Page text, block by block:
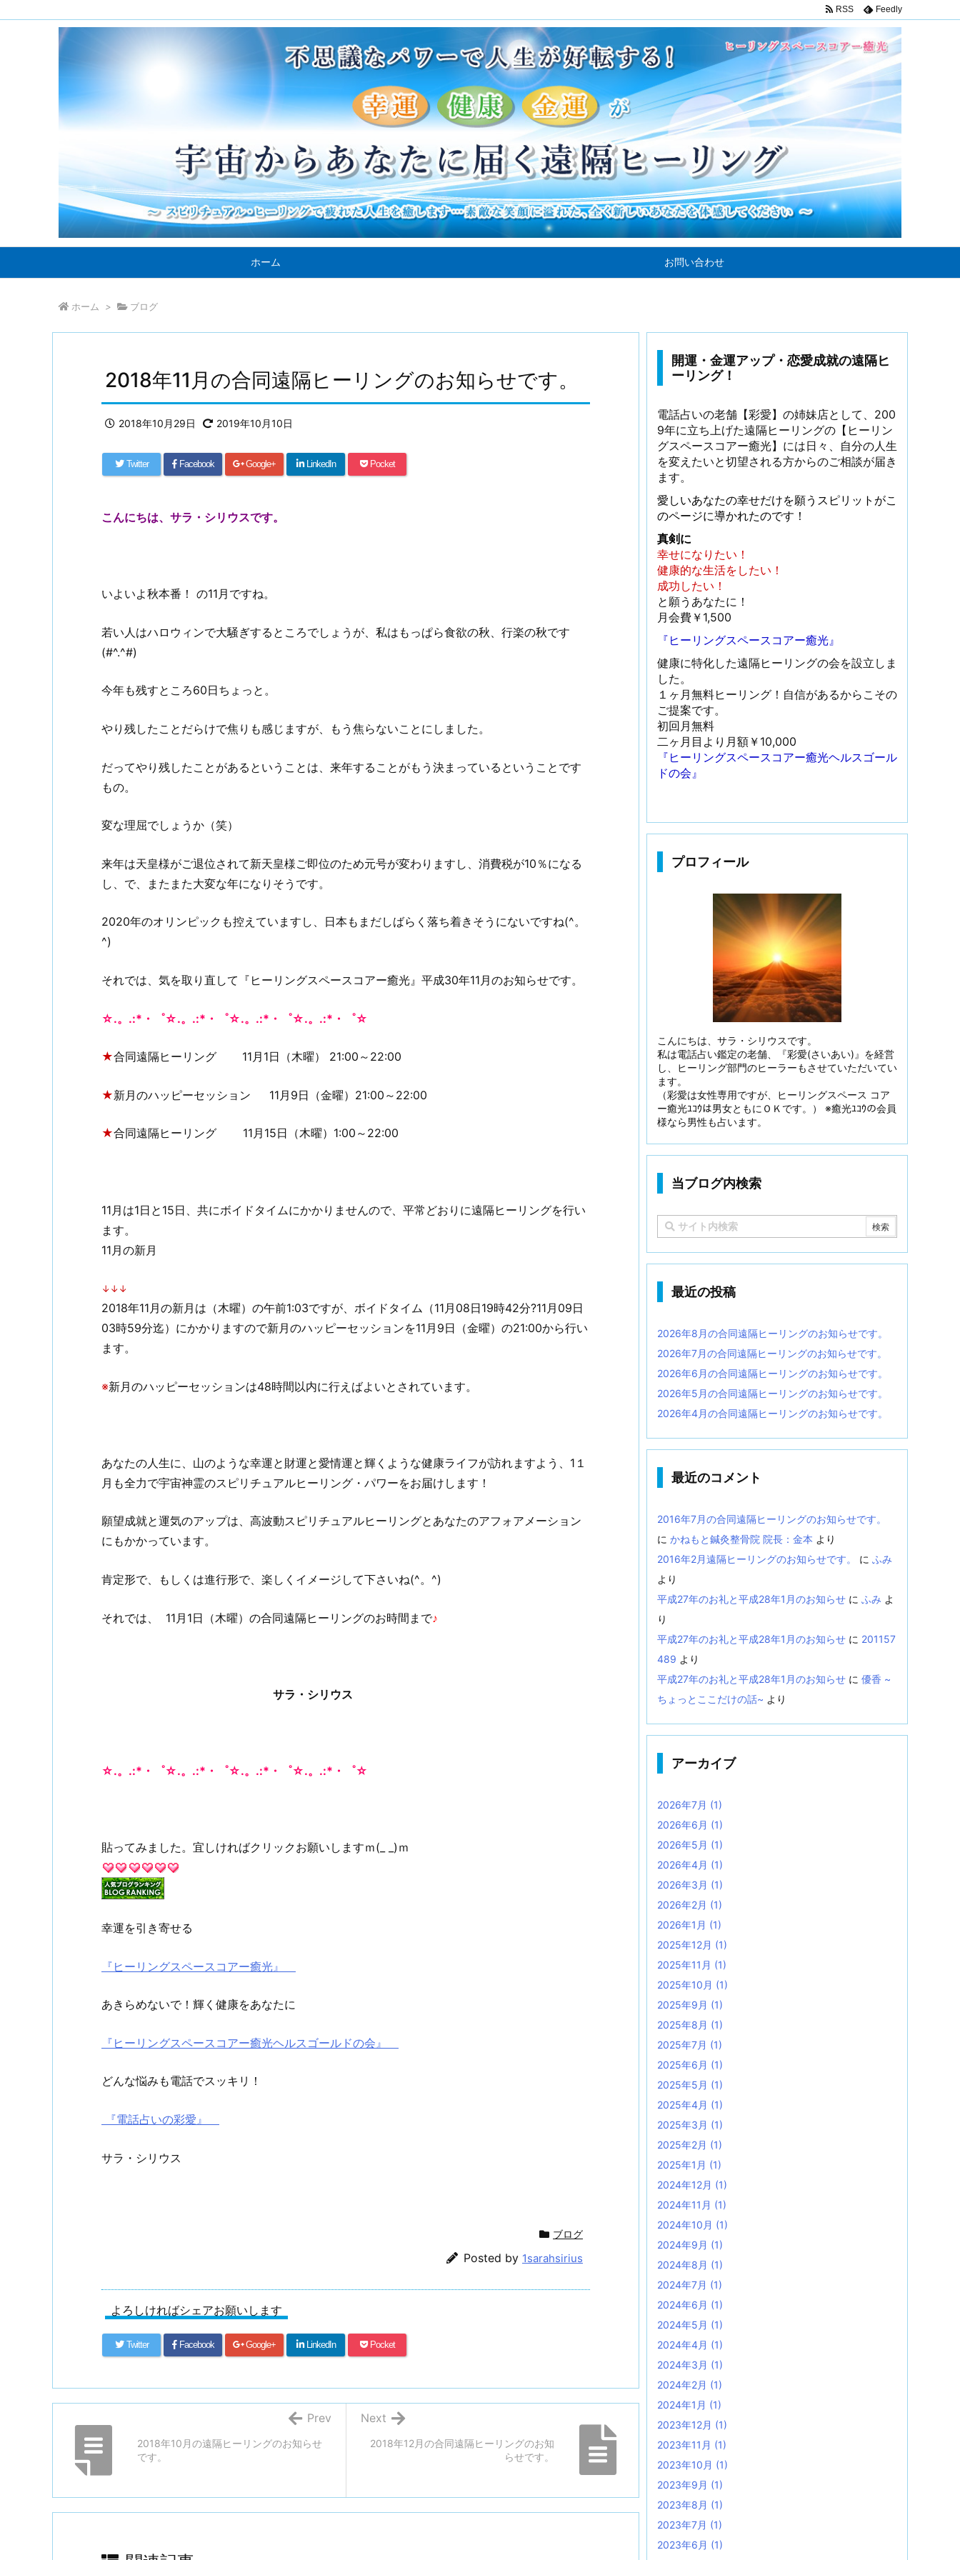
ホーム お問い合わせ
RSS Feedly
ホーム > ブログ
2018年11月の合同遠隔ヒーリングのお知らせです。
2018年10月29日 2019年10月10日
Twitter Facebook Google+ LinkedIn Pocket
こんにちは、サラ・シリウスです。
いよいよ秋本番！ の11月ですね。
若い人はハロウィンで大騒ぎするところでしょうが、私はもっぱら食欲の秋、行楽の秋です
(#^.^#)
今年も残すところ60日ちょっと。
やり残したことだらけで焦りも感じますが、もう焦らないことにしました。
だってやり残したことがあるということは、来年することがもう決まっているということです
もの。
変な理屈でしょうか（笑）
来年は天皇様がご退位されて新天皇様ご即位のため元号が変わりますし、消費税が10％になる
し、で、またまた大変な年になりそうです。
2020年のオリンピックも控えていますし、日本もまだしばらく落ち着きそうにないですね(^。
^)
それでは、気を取り直して『ヒーリングスペースコアー癒光』平成30年11月のお知らせです。
☆.。.:*・゜☆.。.:*・゜☆.。.:*・゜☆.。.:*・゜☆
★合同遠隔ヒーリング 11月1日（木曜） 21:00～22:00
★新月のハッピーセッション 11月9日（金曜）21:00～22:00
★合同遠隔ヒーリング 11月15日（木曜）1:00～22:00
11月は1日と15日、共にボイドタイムにかかりませんので、平常どおりに遠隔ヒーリングを行い
ます。
11月の新月
↓↓↓
2018年11月の新月は（木曜）の午前1:03ですが、ボイドタイム（11月08日19時42分?11月09日
03時59分迄）にかかりますので新月のハッピーセッションを11月9日（金曜）の21:00から行い
ます。
※新月のハッピーセッションは48時間以内に行えばよいとされています。
あなたの人生に、山のような幸運と財運と愛情運と輝くような健康ライフが訪れますよう、1１
月も全力で宇宙神霊のスピリチュアルヒーリング・パワーをお届けします！
願望成就と運気のアップは、高波動スピリチュアルヒーリングとあなたのアフォアメーション
にもかかっています。
肯定形で、もしくは進行形で、楽しくイメージして下さいね(^。^)
それでは、 11月1日（木曜）の合同遠隔ヒーリングのお時間まで♪
サラ・シリウス
☆.。.:*・゜☆.。.:*・゜☆.。.:*・゜☆.。.:*・゜☆
貼ってみました。宜しければクリックお願いしますｍ(_ _)ｍ
幸運を引き寄せる
『ヒーリングスペースコアー癒光』
あきらめないで！輝く健康をあなたに
『ヒーリングスペースコアー癒光ヘルスゴールドの会』
どんな悩みも電話でスッキリ！
『電話占いの彩愛』
サラ・シリウス
ブログ
Posted by 1sarahsirius
よろしければシェアお願いします
Twitter Facebook Google+ LinkedIn Pocket
2018年12月の合同遠隔ヒーリングのお知
らせです。
Next
2018年10月の遠隔ヒーリングのお知らせ
です。
Prev
開運・金運アップ・恋愛成就の遠隔ヒ
ーリング！
電話占いの老舗【彩愛】の姉妹店として、200
9年に立ち上げた遠隔ヒーリングの【ヒーリン
グスペースコアー癒光】には日々、自分の人生
を変えたいと切望される方からのご相談が届き
ます。
愛しいあなたの幸せだけを願うスピリットがこ
のページに導かれたのです！
真剣に
幸せになりたい！
健康的な生活をしたい！
成功したい！
と願うあなたに！
月会費￥1,500
『ヒーリングスペースコアー癒光』
健康に特化した遠隔ヒーリングの会を設立しま
した。
１ヶ月無料ヒーリング！自信があるからこその
ご提案です。
初回月無料
二ヶ月目より月額￥10,000
『ヒーリングスペースコアー癒光ヘルスゴール
ドの会』
プロフィール
こんにちは、サラ・シリウスです。
私は電話占い鑑定の老舗、『彩愛(さいあい)』を経営
し、ヒーリング部門のヒーラーもさせていただいてい
ます。
（彩愛は女性専用ですが、ヒーリングスペース コア
ー癒光ﾕｺｳは男女ともにＯＫです。） ※癒光ﾕｺｳの会員
様なら男性も占います。
当ブログ内検索
最近の投稿
2026年8月の合同遠隔ヒーリングのお知らせです。
2026年7月の合同遠隔ヒーリングのお知らせです。
2026年6月の合同遠隔ヒーリングのお知らせです。
2026年5月の合同遠隔ヒーリングのお知らせです。
2026年4月の合同遠隔ヒーリングのお知らせです。
最近のコメント
2016年7月の合同遠隔ヒーリングのお知らせです。
に かねもと鍼灸整骨院 院長：金本 より
2016年2月遠隔ヒーリングのお知らせです。
に ふみ
より
平成27年のお礼と平成28年1月のお知らせ に ふみ よ
り
平成27年のお礼と平成28年1月のお知らせ に 201157
489 より
平成27年のお礼と平成28年1月のお知らせ に 優香 ~
ちょっとここだけの話~ より
アーカイブ
2026年7月 (1)
2026年6月 (1)
2026年5月 (1)
2026年4月 (1)
2026年3月 (1)
2026年2月 (1)
2026年1月 (1)
2025年12月 (1)
2025年11月 (1)
2025年10月 (1)
2025年9月 (1)
2025年8月 (1)
2025年7月 (1)
2025年6月 (1)
2025年5月 (1)
2025年4月 (1)
2025年3月 (1)
2025年2月 (1)
2025年1月 (1)
2024年12月 (1)
2024年11月 (1)
2024年10月 (1)
2024年9月 (1)
2024年8月 (1)
2024年7月 (1)
2024年6月 (1)
2024年5月 (1)
2024年4月 (1)
2024年3月 (1)
2024年2月 (1)
2024年1月 (1)
2023年12月 (1)
2023年11月 (1)
2023年10月 (1)
2023年9月 (1)
2023年8月 (1)
2023年7月 (1)
2023年6月 (1)